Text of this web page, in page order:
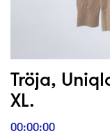
Tröja,
XL.
00:00:00